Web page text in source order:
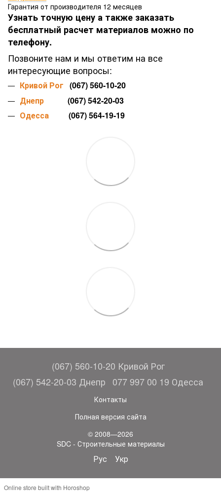
Гарантия от производителя 12 месяцев
Узнать точную цену а также заказать
бесплатный расчет материалов можно по
телефону.
Позвоните нам и мы ответим на все
интересующие вопросы:
Кривой Рог (067) 560-10-20
Днепр (067) 542-20-03
Одесса (067) 564-19-19
(067) 560-10-20 Кривой Рог
(067) 542-20-03 Днепр
077 997 00 19 Одесса
Контакты
Полная версия сайта
© 2008—2026
SDC - Строительные материалы
Рус Укр
Online store built with Horoshop